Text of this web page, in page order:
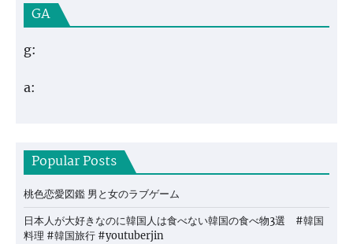
GA
g:
a:
Popular Posts
桃色恋愛図鑑 男と女のラブゲーム
日本人が大好きなのに韓国人は食べない韓国の食べ物3選 #韓国
料理 #韓国旅行 #youtuberjin